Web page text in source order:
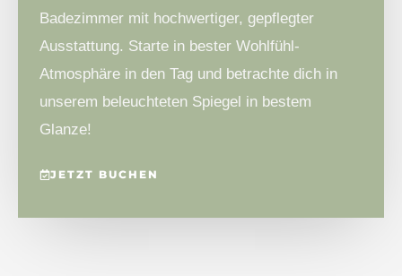
Badezimmer mit hochwertiger, gepflegter
Ausstattung. Starte in bester Wohlfühl-
Atmosphäre in den Tag und betrachte dich in
unserem beleuchteten Spiegel in bestem
Glanze!
JETZT BUCHEN